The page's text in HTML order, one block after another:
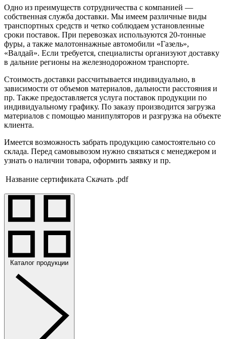
Одно из преимуществ сотрудничества с компанией —
собственная служба доставки. Мы имеем различные виды
транспортных средств и четко соблюдаем установленные
сроки поставок. При перевозках используются 20-тонные
фуры, а также малотоннажные автомобили «Газель»,
«Валдай». Если требуется, специалисты организуют доставку
в дальние регионы на железнодорожном транспорте.
Стоимость доставки рассчитывается индивидуально, в
зависимости от объемов материалов, дальности расстояния и
пр. Также предоставляется услуга поставок продукции по
индивидуальному графику. По заказу производится загрузка
материалов с помощью манипуляторов и разгрузка на объекте
клиента.
Имеется возможность забрать продукцию самостоятельно со
склада. Перед самовывозом нужно связаться с менеджером и
узнать о наличии товара, оформить заявку и пр.
Название сертификата Скачать .pdf
Каталог продукции